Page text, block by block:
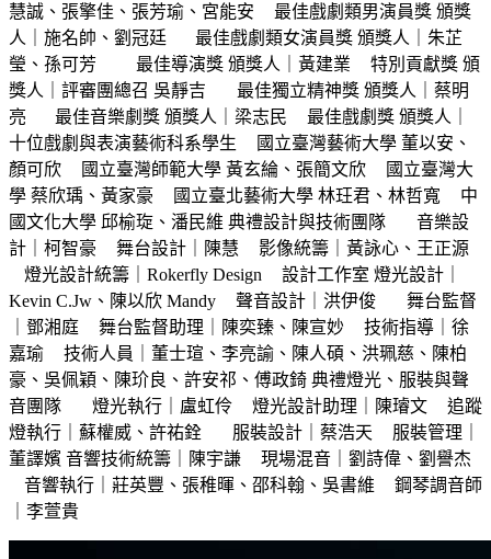
慧誠、張擎佳、張芳瑜、宮能安 最佳戲劇類男演員獎 頒獎
人｜施名帥、劉冠廷 最佳戲劇類女演員獎 頒獎人｜朱芷
瑩、孫可芳 最佳導演獎 頒獎人｜黃建業 特別貢獻獎 頒
獎人｜評審團總召 吳靜吉 最佳獨立精神獎 頒獎人｜蔡明
亮 最佳音樂劇獎 頒獎人｜梁志民 最佳戲劇獎 頒獎人｜
十位戲劇與表演藝術科系學生 國立臺灣藝術大學 董以安、
顏可欣 國立臺灣師範大學 黃玄綸、張簡文欣 國立臺灣大
學 蔡欣瑀、黃家豪 國立臺北藝術大學 林玨君、林哲寬 中
國文化大學 邱榆琁、潘民維 典禮設計與技術團隊 音樂設
計｜柯智豪 舞台設計｜陳慧 影像統籌｜黃詠心、王正源
燈光設計統籌｜Rokerfly Design 設計工作室 燈光設計｜
Kevin C.Jw、陳以欣 Mandy 聲音設計｜洪伊俊 舞台監督
｜鄧湘庭 舞台監督助理｜陳奕臻、陳宣妙 技術指導｜徐
嘉瑜 技術人員｜董士瑄、李亮諭、陳人碩、洪珮慈、陳柏
豪、吳佩穎、陳玠良、許安祁、傅政錡 典禮燈光、服裝與聲
音團隊 燈光執行｜盧虹伶 燈光設計助理｜陳璿文 追蹤
燈執行｜蘇權威、許祐銓 服裝設計｜蔡浩天 服裝管理｜
董譯嬪 音響技術統籌｜陳宇謙 現場混音｜劉詩偉、劉譽杰
音響執行｜莊英豐、張稚暉、邵科翰、吳書維 鋼琴調音師
｜李萱貴